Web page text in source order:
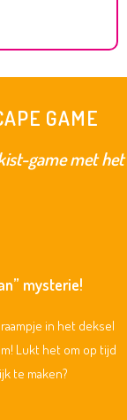
GAME
game met het
mysterie!
in het deksel
Lukt het om op tijd
te maken?